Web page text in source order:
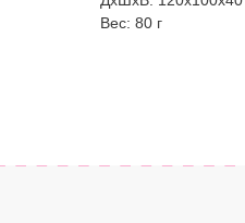
Вес: 80 г